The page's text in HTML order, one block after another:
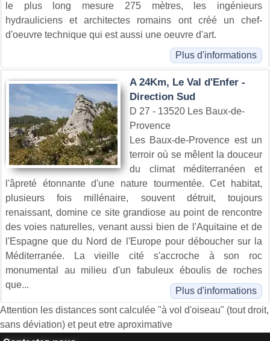
le plus long mesure 275 mètres, les ingénieurs
hydrauliciens et architectes romains ont créé un chef-
d'oeuvre technique qui est aussi une oeuvre d'art.
Plus d'informations
A 24Km, Le Val d'Enfer -
Direction Sud
D 27 - 13520 Les Baux-de-
Provence
Les Baux-de-Provence est un
terroir où se mêlent la douceur
du climat méditerranéen et
l'âpreté étonnante d'une nature tourmentée. Cet habitat,
plusieurs fois millénaire, souvent détruit, toujours
renaissant, domine ce site grandiose au point de rencontre
des voies naturelles, venant aussi bien de l'Aquitaine et de
l'Espagne que du Nord de l'Europe pour déboucher sur la
Méditerranée. La vieille cité s'accroche à son roc
monumental au milieu d'un fabuleux éboulis de roches
que...
Plus d'informations
Attention les distances sont calculée "à vol d'oiseau" (tout droit,
sans déviation) et peut etre aproximative